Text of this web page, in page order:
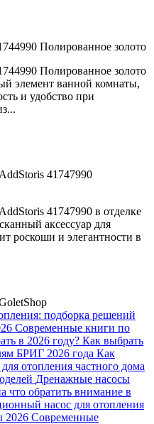
Полированное золото
Полированное золото
элемент ванной комнаты,
и удобство при
41747990
41747990 в отделке
аксессуар для
роскоши и элегантности в
подборка решений
Современные книги по
в 2026 году? Как выбрать
БРИГ 2026 года Как
отопления частного дома
Дренажные насосы
что обратить внимание в
насос для отопления
2026 Современные